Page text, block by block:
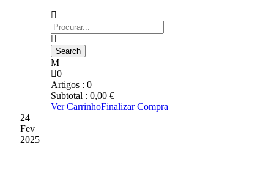
0
Artigos : 0
Subtotal : 0,00 €
Ver CarrinhoFinalizar Compra
24
Fev
2025